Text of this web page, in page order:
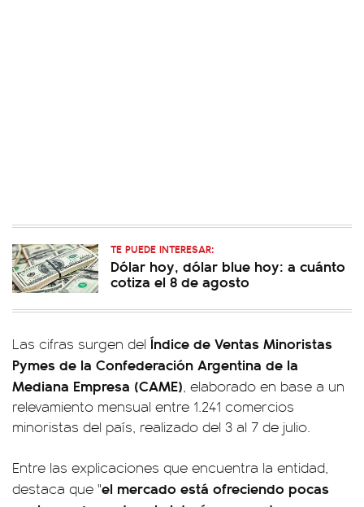
TE PUEDE INTERESAR:
Dólar hoy, dólar blue hoy: a cuánto
cotiza el 8 de agosto
Las cifras surgen del Índice de Ventas Minoristas
Pymes de la Confederación Argentina de la
Mediana Empresa (CAME), elaborado en base a un
relevamiento mensual entre 1.241 comercios
minoristas del país, realizado del 3 al 7 de julio.
Entre las explicaciones que encuentra la entidad,
destaca que "el mercado está ofreciendo pocas